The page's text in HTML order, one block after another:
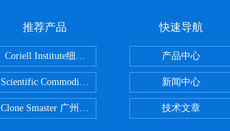
推荐产品
Scientific CommoditiesPE管 广州鸿程代理
Clone Smaster 广州鸿程代理
快速导航
产品中心
新闻中心
技术文章